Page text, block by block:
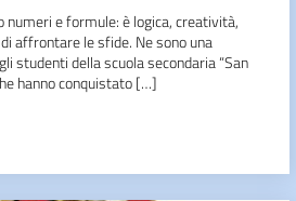
numeri e formule: è logica, creatività,
affrontare le sfide. Ne sono una
studenti della scuola secondaria “San
hanno conquistato […]